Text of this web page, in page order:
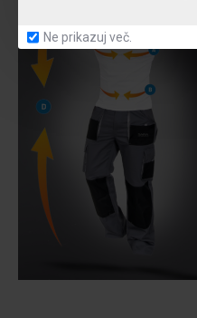
Ne prikazuj več.